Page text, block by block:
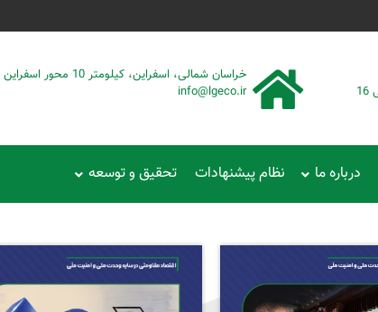
خراسان شمالی، اسفراین، کیلومتر 10 محور اسفراین – بجنورد
info@lgeco.ir
درباره ما نظام پیشنهادات تحقیق و توسعه